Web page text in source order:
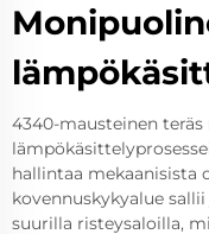
4340-mausteinen
hallintaa mekaanisista
kovennuskykyalue
suurilla risteysaloilla,